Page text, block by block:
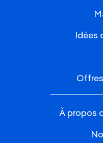
Idées
À propos